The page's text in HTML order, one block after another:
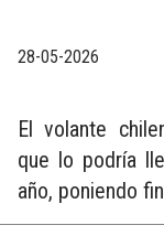
28-05-2026
El volante
que lo podría
año, poniendo